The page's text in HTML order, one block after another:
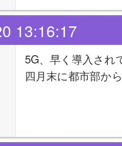
13:16:17
5G、早く導入され
四月末に都市部か